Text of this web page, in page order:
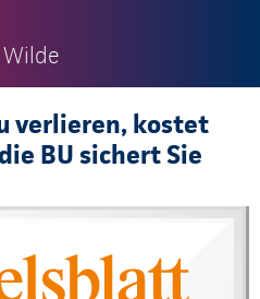
verlieren, kostet
BU sichert Sie